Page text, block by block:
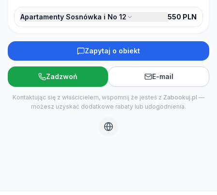
Apartamenty Sosnówka i No 12 550 PLN
Zapytaj o obiekt
Zadzwoń E-mail
Kontaktując się z właścicielem, wspomnij że jesteś z Zabookuj.pl —
możesz uzyskać dodatkowe rabaty lub udogodnienia.